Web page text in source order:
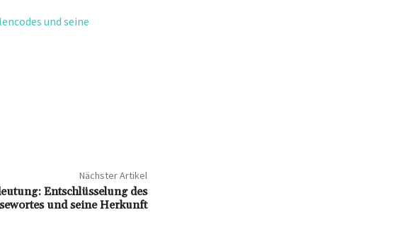
und seine
Nächster Artikel
Entschlüsselung des
und seine Herkunft